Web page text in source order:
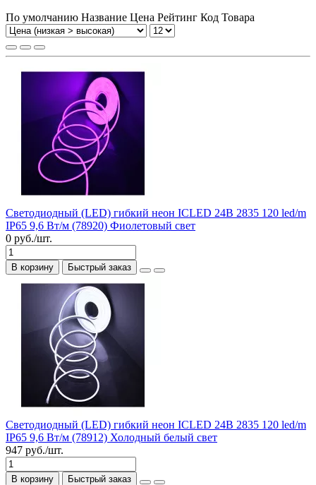
По умолчанию Название Цена Рейтинг Код Товара
Светодиодный (LED) гибкий неон ICLED 24В 2835 120 led/m
IP65 9,6 Вт/м (78920) Фиолетовый свет
0 руб./шт.
В корзину Быстрый заказ
Светодиодный (LED) гибкий неон ICLED 24В 2835 120 led/m
IP65 9,6 Вт/м (78912) Холодный белый свет
947 руб./шт.
В корзину Быстрый заказ